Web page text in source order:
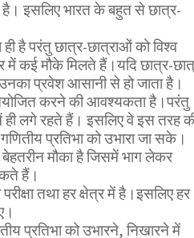
है। इसलिए भारत के बहुत से छात्र-
है परंतु छात्र-छात्राओं को विश्व
में कई मौके मिलते हैं।यदि छात्र-
प्रवेश आसानी से हो जाता है।
आयोजित करने की आवश्यकता है।परंतु
ही लगे रहते हैं। इसलिए वे इस तरह
प्रतिभा को उभारा जा सके।
मौका है जिसमें भाग लेकर
हैं।
तथा हर क्षेत्र में है।इसलिए हर
प्रतिभा को उभारने, निखारने में